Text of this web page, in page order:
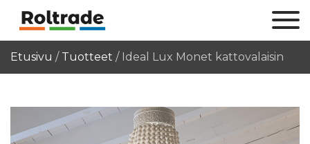
Etusivu / Tuotteet / Ideal Lux Monet kattovalaisin